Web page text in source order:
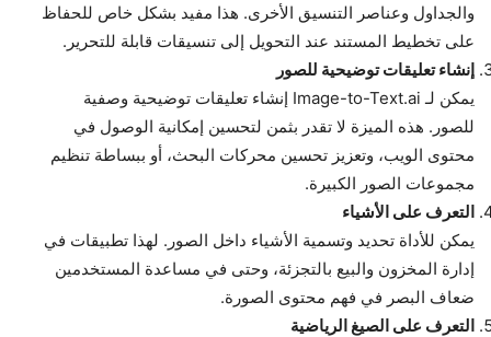
والجداول وعناصر التنسيق الأخرى. هذا مفيد بشكل خاص للحفاظ
على تخطيط المستند عند التحويل إلى تنسيقات قابلة للتحرير.
إنشاء تعليقات توضيحية للصور
يمكن لـ Image-to-Text.ai إنشاء تعليقات توضيحية وصفية
للصور. هذه الميزة لا تقدر بثمن لتحسين إمكانية الوصول في
محتوى الويب، وتعزيز تحسين محركات البحث، أو ببساطة تنظيم
مجموعات الصور الكبيرة.
التعرف على الأشياء
يمكن للأداة تحديد وتسمية الأشياء داخل الصور. لهذا تطبيقات في
إدارة المخزون والبيع بالتجزئة، وحتى في مساعدة المستخدمين
ضعاف البصر في فهم محتوى الصورة.
التعرف على الصيغ الرياضية